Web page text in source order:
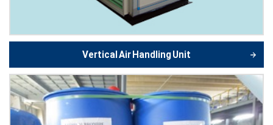
Vertical Air Handling Unit